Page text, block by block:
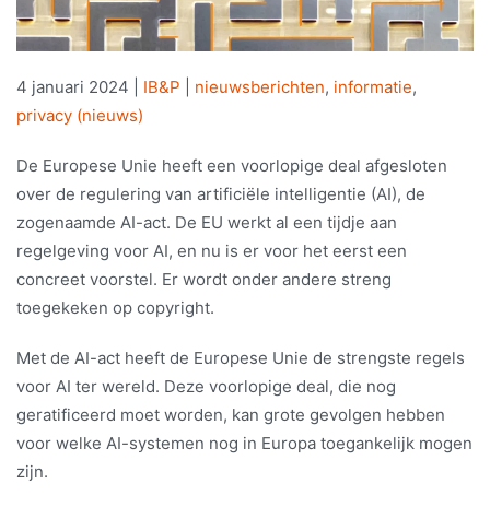
4 januari 2024 IB&P nieuwsberichten, informatie,
privacy (nieuws)
De Europese Unie heeft een voorlopige deal afgesloten
over de regulering van artificiële intelligentie (AI), de
zogenaamde AI-act. De EU werkt al een tijdje aan
regelgeving voor AI, en nu is er voor het eerst een
concreet voorstel. Er wordt onder andere streng
toegekeken op copyright.
Met de AI-act heeft de Europese Unie de strengste regels
voor AI ter wereld. Deze voorlopige deal, die nog
geratificeerd moet worden, kan grote gevolgen hebben
voor welke AI-systemen nog in Europa toegankelijk mogen
zijn.